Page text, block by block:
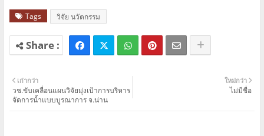
Tags วิจัย นวัตกรรม
ใหม่กว่า
ไม่มีชื่อ
เก่ากว่า
วช.ขับเคลื่อนแผนวิจัยมุ่งเป้าการบริหาร
จัดการนํ้าแบบบูรณาการ จ.น่าน